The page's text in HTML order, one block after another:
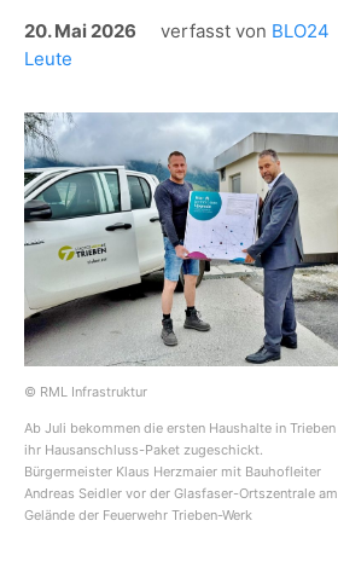
20. Mai 2026 verfasst von BLO24
Leute
© RML Infrastruktur
Ab Juli bekommen die ersten Haushalte in Trieben
ihr Hausanschluss-Paket zugeschickt.
Bürgermeister Klaus Herzmaier mit Bauhofleiter
Andreas Seidler vor der Glasfaser-Ortszentrale am
Gelände der Feuerwehr Trieben-Werk